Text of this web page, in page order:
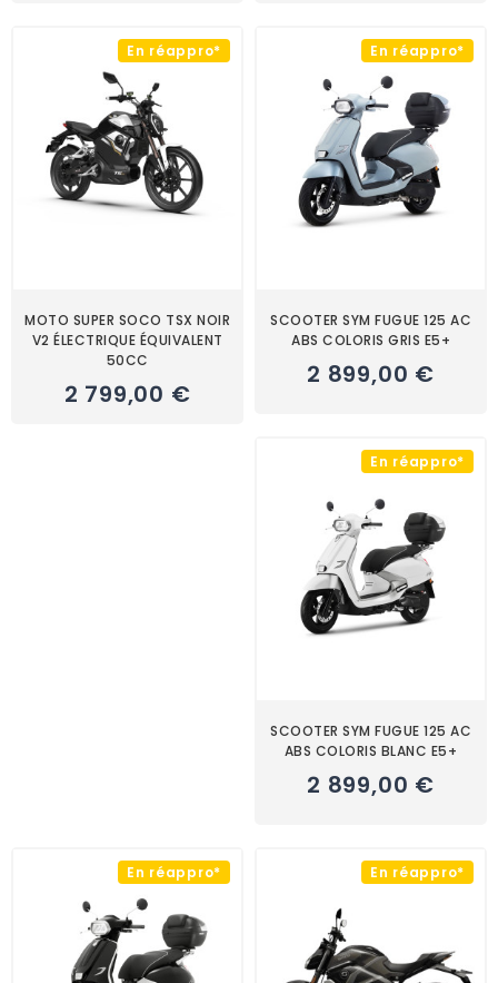
En réappro*
MOTO SUPER SOCO TSX NOIR
V2 ÉLECTRIQUE ÉQUIVALENT
50CC
2 799,00 €
En réappro*
SCOOTER SYM FUGUE 125 AC
ABS COLORIS GRIS E5+
2 899,00 €
En réappro*
SCOOTER SYM FUGUE 125 AC
ABS COLORIS BLANC E5+
2 899,00 €
En réappro* En réappro*